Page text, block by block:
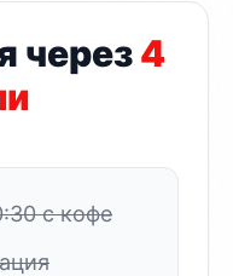
через4
с кофе